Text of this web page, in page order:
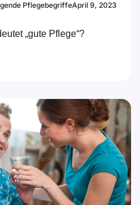
PflegebegriffeApril 9, 2023
„gute Pflege“?